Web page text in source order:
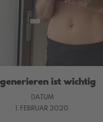
ist wichtig
DATUM
1. FEBRUAR 2020